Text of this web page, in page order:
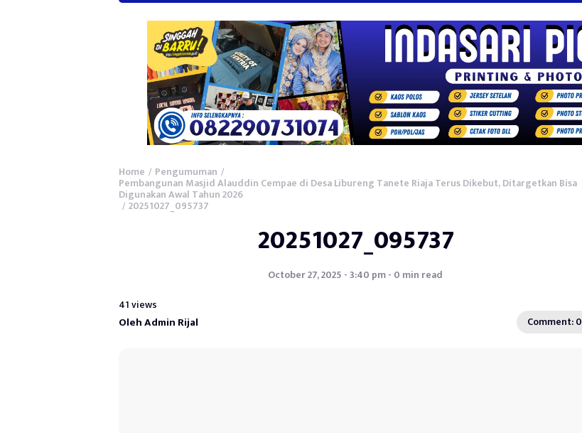
Home / Pengumuman /
Pembangunan Masjid Alauddin Cempae di Desa Libureng Tanete Riaja Terus Dikebut, Ditargetkan Bisa
Digunakan Awal Tahun 2026
/ 20251027_095737
20251027_095737
October 27, 2025 - 3:40 pm - 0 min read
41 views
Oleh Admin Rijal Comment: 0